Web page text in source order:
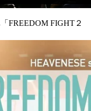
FREEDOM FIGHT２